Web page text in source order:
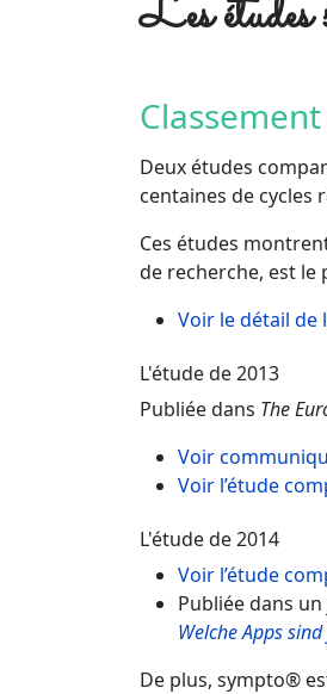
Les études
Deux études
centaines de cycles
Ces études
de recherche, est
Voir le détail de
L'étude de 2013
Publiée dans The
Voir
Voir l’étude
L'étude de 2014
Voir l’étude
Publiée dans
Welche Apps
De plus, sympto®